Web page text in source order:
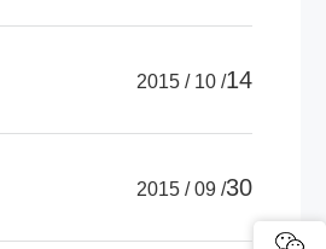
2015 / 10 /14
2015 / 09 /30